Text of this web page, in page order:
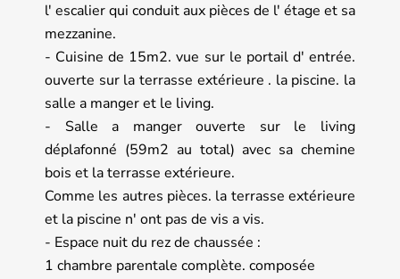
l' escalier qui conduit aux pièces de l' étage et sa
mezzanine.
- Cuisine de 15m2. vue sur le portail d' entrée.
ouverte sur la terrasse extérieure . la piscine. la
salle a manger et le living.
- Salle a manger ouverte sur le living
déplafonné (59m2 au total) avec sa chemine
bois et la terrasse extérieure.
Comme les autres pièces. la terrasse extérieure
et la piscine n' ont pas de vis a vis.
- Espace nuit du rez de chaussée :
1 chambre parentale complète. composée